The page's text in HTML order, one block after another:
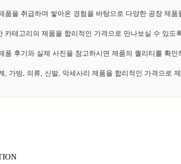
품을 취급하며 쌓아온 경험을 바탕으로 다양한 공장 제
테고리의 제품을 합리적인 가격으로 만나보실 수 있도
후기와 실제 사진을 참고하시면 제품의 퀄리티를 확인
, 가방, 의류, 신발, 악세사리 제품을 합리적인 가격으로